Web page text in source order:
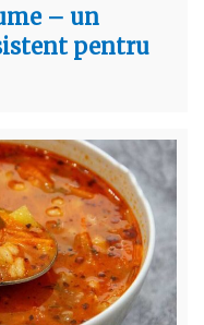
– un
pentru